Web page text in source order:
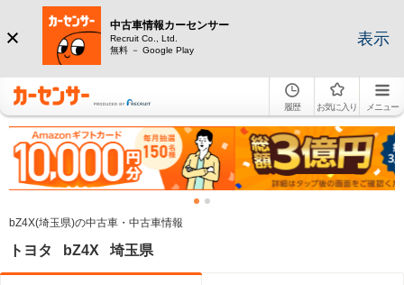
中古車情報カーセンサー
Recruit Co., Ltd.
無料 － Google Play
表示
履歴 お気に入り メニュー
bZ4X(埼玉県)の中古車・中古車情報
トヨタ bZ4X 埼玉県